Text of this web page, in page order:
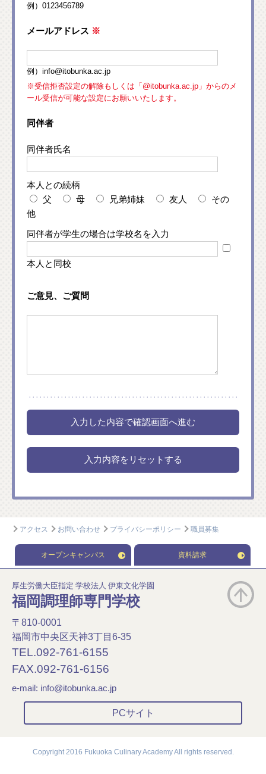
例）0123456789
メールアドレス ※
例）info@itobunka.ac.jp
※受信拒否設定の解除もしくは「@itobunka.ac.jp」からのメ
ール受信が可能な設定にお願いいたします。
同伴者
同伴者氏名
本人との続柄
父
母 兄弟姉妹 友人
その
他
同伴者が学生の場合は学校名を入力
本人と同校
ご意見、ご質問
アクセス お問い合わせ プライバシーポリシー 職員募集
オープンキャンパス 資料請求
厚生労働大臣指定 学校法人 伊東文化学園
福岡調理師専門学校
〒810-0001
福岡市中央区天神3丁目6-35
TEL.092-761-6155
FAX.092-761-6156
e-mail: info@itobunka.ac.jp
PCサイト
Copyright 2016 Fukuoka Culinary Academy All rights reserved.